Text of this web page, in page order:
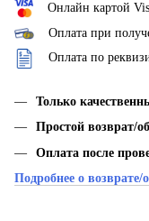
Онлайн картой
Оплата при
Оплата по
Только
Простой возврат/
Оплата после
Подробнее о возврате/